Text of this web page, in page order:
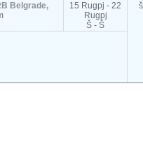
Belgrade,
15 Rugpj - 22
Rugpj
Š - Š